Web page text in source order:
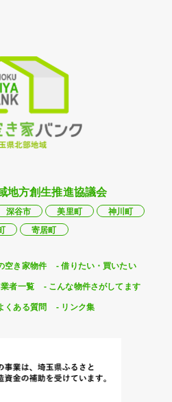
地方創生推進協議会
深谷市 美里町
神川町
寄居町
空き家物件
借りたい・買いたい
者一覧
こんな物件さがしてます
くある質問 リンク集